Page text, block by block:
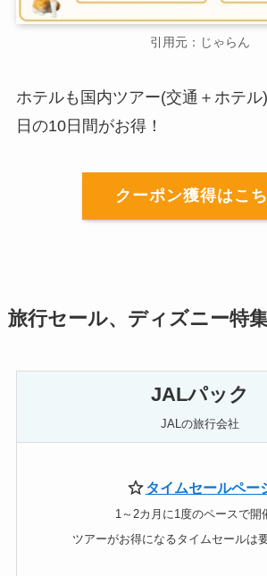
引用元：じゃらん
ホテルも国内ツアー(交通＋ホテ
日の10日間がお得！
クーポン獲得はこ
旅行セール、ディズニー特
JALパック
JALの旅行会社
タイムセールペー
1～2カ月に1度のペースで開
ツアーがお得になるタイムセールは